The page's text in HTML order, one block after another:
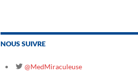
NOUS SUIVRE
@MedMiraculeuse